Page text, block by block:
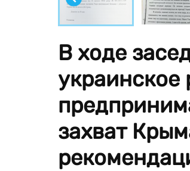
В ходе
украинское
захват